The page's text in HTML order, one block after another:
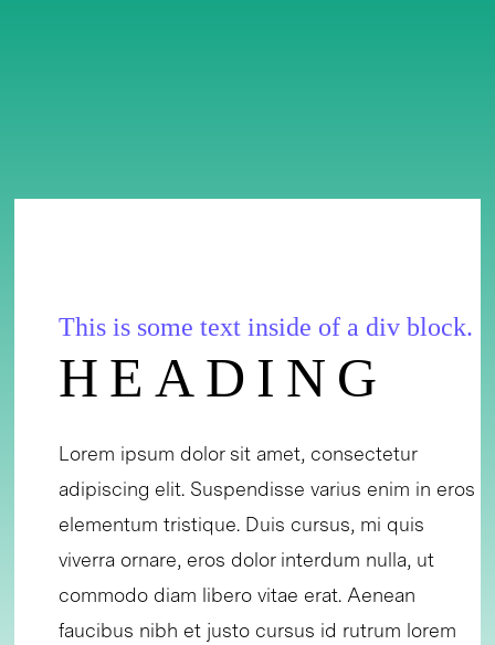
This is some text inside of a div block.
HEADING
Lorem ipsum dolor sit amet, consectetur
adipiscing elit. Suspendisse varius enim in eros
elementum tristique. Duis cursus, mi quis
viverra ornare, eros dolor interdum nulla, ut
commodo diam libero vitae erat. Aenean
faucibus nibh et justo cursus id rutrum lorem